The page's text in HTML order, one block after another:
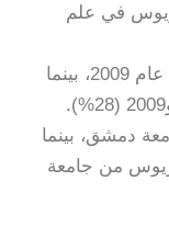
في علم
تخرج ما يقارب 72% من المشاركين بعد عام 2009، بينما
تخرج باقي المشاركين بين عامي 2001 و2009 (28%).
من جامعة دمشق، بينما
من جامعة